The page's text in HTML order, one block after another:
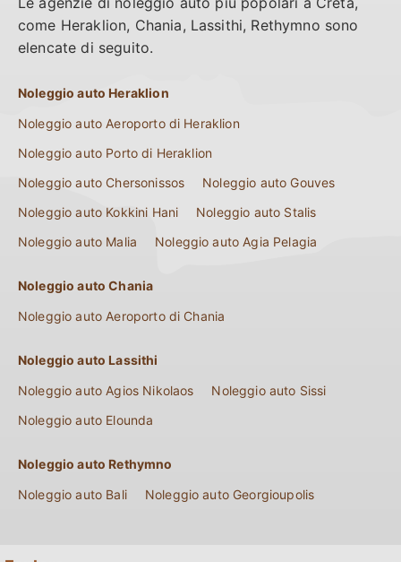
come Heraklion, Chania, Lassithi, Rethymno sono
elencate di seguito.
Noleggio auto Heraklion
Noleggio auto Aeroporto di Heraklion
Noleggio auto Porto di Heraklion
Noleggio auto Chersonissos
Noleggio auto Gouves
Noleggio auto Kokkini Hani
Noleggio auto Stalis
Noleggio auto Malia
Noleggio auto Agia Pelagia
Noleggio auto Chania
Noleggio auto Aeroporto di Chania
Noleggio auto Lassithi
Noleggio auto Agios Nikolaos
Noleggio auto Sissi
Noleggio auto Elounda
Noleggio auto Rethymno
Noleggio auto Bali
Noleggio auto Georgioupolis